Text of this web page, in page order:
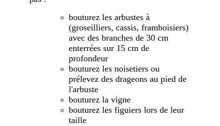
bouturez les arbustes à
(groseilliers, cassis, framboisiers)
avec des branches de 30 cm
enterrées sur 15 cm de
profondeur
bouturez les noisetiers ou
prélevez des drageons au pied de
l'arbuste
bouturez la vigne
bouturez les figuiers lors de leur
taille